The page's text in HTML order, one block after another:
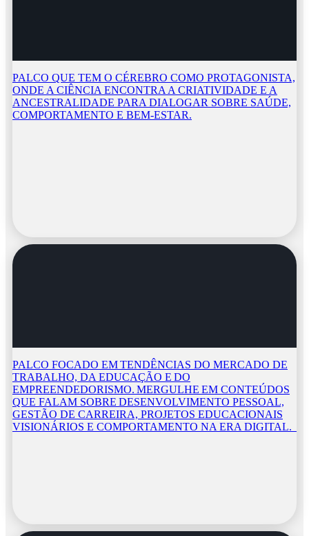
PALCO QUE TEM O CÉREBRO COMO PROTAGONISTA,
ONDE A CIÊNCIA ENCONTRA A CRIATIVIDADE E A
ANCESTRALIDADE PARA DIALOGAR SOBRE SAÚDE,
COMPORTAMENTO E BEM-ESTAR.
PALCO FOCADO EM TENDÊNCIAS DO MERCADO DE
TRABALHO, DA EDUCAÇÃO E DO
EMPREENDEDORISMO. MERGULHE EM CONTEÚDOS
QUE FALAM SOBRE DESENVOLVIMENTO PESSOAL,
GESTÃO DE CARREIRA, PROJETOS EDUCACIONAIS
VISIONÁRIOS E COMPORTAMENTO NA ERA DIGITAL.